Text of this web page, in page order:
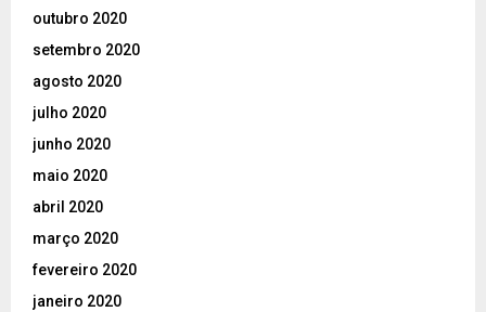
outubro 2020
setembro 2020
agosto 2020
julho 2020
junho 2020
maio 2020
abril 2020
março 2020
fevereiro 2020
janeiro 2020